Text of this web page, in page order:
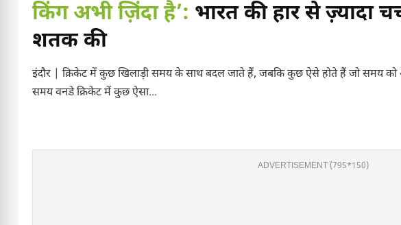
किंग अभी ज़िंदा है’: भारत की हार से ज़्यादा
शतक की
इंदौर | क्रिकेट में कुछ खिलाड़ी समय के साथ बदल जाते हैं, जबकि कुछ ऐसे होते हैं जो समय को
समय वनडे क्रिकेट में कुछ ऐसा...
ADVERTISEMENT (795*150)